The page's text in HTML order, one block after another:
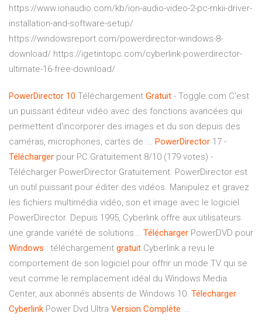
https://www.ionaudio.com/kb/ion-audio-video-2-pc-mkii-driver-
installation-and-software-setup/
https://windowsreport.com/powerdirector-windows-8-
download/ https://igetintopc.com/cyberlink-powerdirector-
ultimate-16-free-download/
PowerDirector 10 Téléchargement Gratuit - Toggle.com C'est
un puissant éditeur vidéo avec des fonctions avancées qui
permettent d'incorporer des images et du son depuis des
caméras, microphones, cartes de ... PowerDirector 17 -
Télécharger pour PC Gratuitement 8/10 (179 votes) -
Télécharger PowerDirector Gratuitement. PowerDirector est
un outil puissant pour éditer des vidéos. Manipulez et gravez
les fichiers multimédia vidéo, son et image avec le logiciel
PowerDirector. Depuis 1995, Cyberlink offre aux utilisateurs
une grande variété de solutions... Télécharger PowerDVD pour
Windows : téléchargement gratuit Cyberlink a revu le
comportement de son logiciel pour offrir un mode TV qui se
veut comme le remplacement idéal du Windows Media
Center, aux abonnés absents de Windows 10. Télecharger
Cyberlink Power Dvd Ultra Version Complète ...